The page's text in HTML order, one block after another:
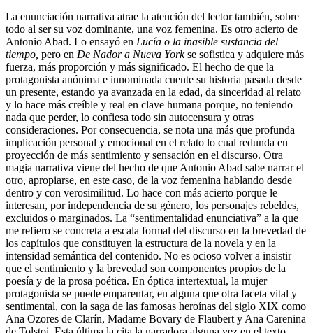
La enunciación narrativa atrae la atención del lector también, sobre
todo al ser su voz dominante, una voz femenina. Es otro acierto de
Antonio Abad. Lo ensayó en Lucía o la inasible sustancia del
tiempo, pero en De Nador a Nueva Yorkse sofistica y adquiere más
fuerza, más proporción y más significado. El hecho de que la
protagonista anónima e innominada cuente su historia pasada desde
un presente, estando ya avanzada en la edad, da sinceridad al relato
y lo hace más creíble y real en clave humana porque, no teniendo
nada que perder, lo confiesa todo sin autocensura y otras
consideraciones. Por consecuencia, se nota una más que profunda
implicación personal y emocional en el relato lo cual redunda en
proyección de más sentimiento y sensación en el discurso. Otra
magia narrativa viene del hecho de que Antonio Abad sabe narrar el
otro, apropiarse, en este caso, de la voz femenina hablando desde
dentro y con verosimilitud. Lo hace con más acierto porque le
interesan, por independencia de su género, los personajes rebeldes,
excluidos o marginados. La “sentimentalidad enunciativa” a la que
me refiero se concreta a escala formal del discurso en la brevedad de
los capítulos que constituyen la estructura de la novela y en la
intensidad semántica del contenido. No es ocioso volver a insistir
que el sentimiento y la brevedad son componentes propios de la
poesía y de la prosa poética. En óptica intertextual, la mujer
protagonista se puede emparentar, en alguna que otra faceta vital y
sentimental, con la saga de las famosas heroínas del siglo XIX como
Ana Ozores de Clarín, Madame Bovary de Flaubert y Ana Carenina